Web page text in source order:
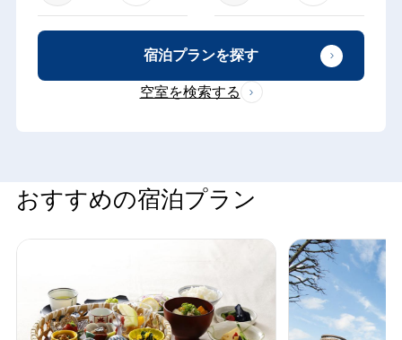
宿泊プランを探す
空室を検索する
おすすめの宿泊プラン